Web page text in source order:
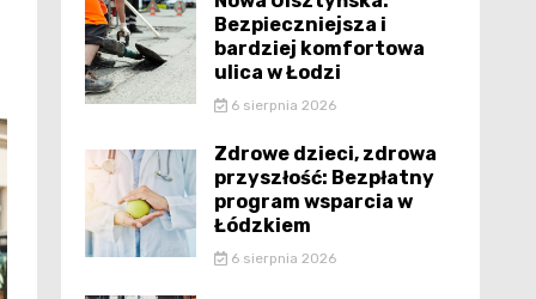
Bezpieczniejsza i
bardziej komfortowa
ulica w Łodzi
6 sierpnia 2026
Zdrowe dzieci, zdrowa
przyszłość: Bezpłatny
program wsparcia w
Łódzkiem
6 sierpnia 2026